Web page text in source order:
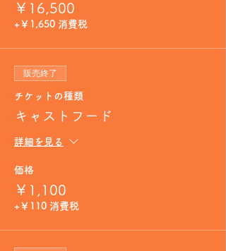
￥16,500
+￥1,650 消費税
販売終了
チケットの種類
キャストフード
詳細を見る
価格
￥1,100
+￥110 消費税